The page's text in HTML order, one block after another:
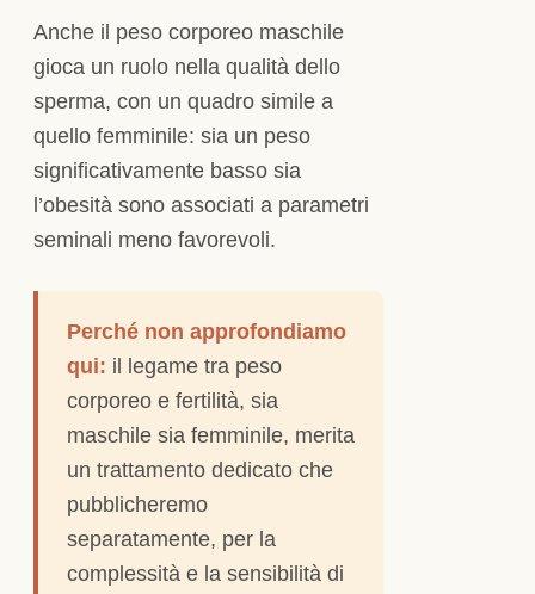
Anche il peso corporeo maschile
gioca un ruolo nella qualità dello
sperma, con un quadro simile a
quello femminile: sia un peso
significativamente basso sia
l’obesità sono associati a parametri
seminali meno favorevoli.
Perché non approfondiamo
qui: il legame tra peso
corporeo e fertilità, sia
maschile sia femminile, merita
un trattamento dedicato che
pubblicheremo
separatamente, per la
complessità e la sensibilità di